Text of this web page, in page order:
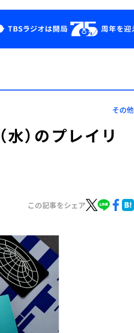
YouTube
その他
）のプレイリ
この記事をシェア